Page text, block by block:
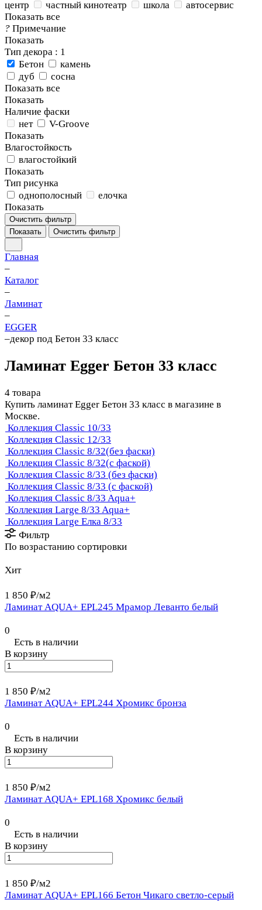
центр
частный кинотеатр школа
автосервис
Показать все
? Примечание
Показать
Тип декора : 1
Бетон
камень
дуб
сосна
Показать все
Показать
Наличие фаски
нет
V-Groove
Показать
Влагостойкость
влагостойкий
Показать
Тип рисунка
однополосный
елочка
Показать
Очистить фильтр
Показать
Очистить фильтр
Главная
–
Каталог
–
Ламинат
–
EGGER
–декор под Бетон 33 класс
Ламинат Egger Бетон 33 класс
4 товара
Купить ламинат Egger Бетон 33 класс в магазине в
Москве.
Коллекция Classic 10/33
Коллекция Classic 12/33
Коллекция Classic 8/32(без фаски)
Коллекция Classic 8/32(с фаской)
Коллекция Classic 8/33 (без фаски)
Коллекция Classic 8/33 (с фаской)
Коллекция Classic 8/33 Aqua+
Коллекция Large 8/33 Aqua+
Коллекция Large Елка 8/33
Фильтр
По возрастанию сортировки
Хит
1 850 ₽/м2
Ламинат AQUA+ EPL245 Мрамор Леванто белый
0
Есть в наличии
В корзину
1 850 ₽/м2
Ламинат AQUA+ EPL244 Хромикс бронза
0
Есть в наличии
В корзину
1 850 ₽/м2
Ламинат AQUA+ EPL168 Хромикс белый
0
Есть в наличии
В корзину
1 850 ₽/м2
Ламинат AQUA+ EPL166 Бетон Чикаго светло-серый